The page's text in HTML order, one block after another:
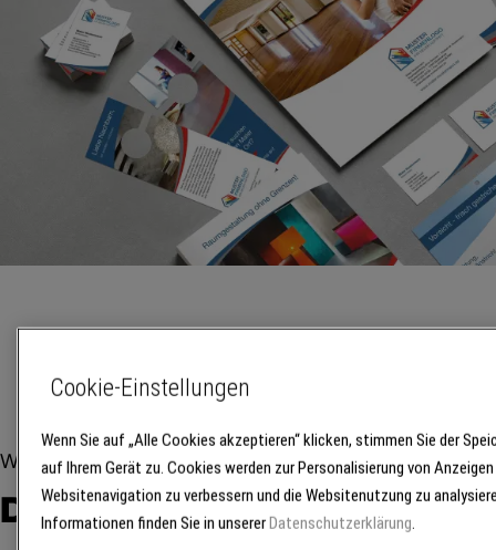
Kundengewinnung leicht
Zum Werbemittelshop
Werbemittel
Der Brillux Werbemittelshop
Cookie-Einstellungen
Wenn Sie auf „Alle Cookies akzeptieren“ klicken, stimmen Sie der
auf Ihrem Gerät zu. Cookies werden zur Personalisierung von
Websitenavigation zu verbessern und die Websitenutzung zu
Informationen finden Sie in unserer Datenschutzerklärung.